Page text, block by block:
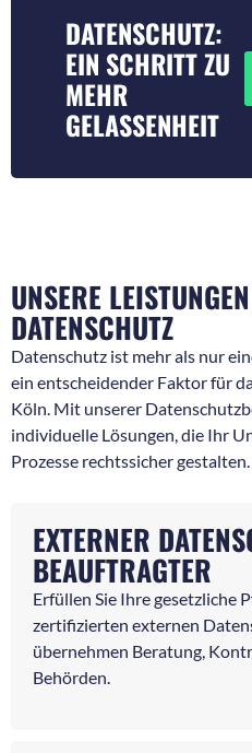
DATENSCHUTZ:
EIN SCHRITT ZU
MEHR
GELASSENHEIT
UNSERE
DATENSCHUTZ
Datenschutz ist mehr als nur
ein entscheidender Faktor für
Köln. Mit unserer
individuelle Lösungen, die Ihr
Prozesse rechtssicher gestalten.
EXTERNER
BEAUFTRAGTER
Erfüllen Sie Ihre gesetzliche
zertifizierten externen
übernehmen Beratung,
Behörden.